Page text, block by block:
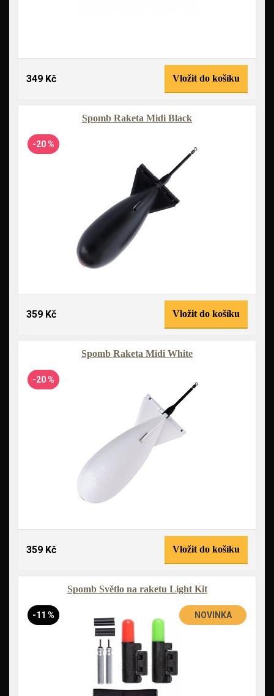
349 Kč Vložit do košíku
Spomb Raketa Midi Black
-20 %
359 Kč Vložit do košíku
Spomb Raketa Midi White
-20 %
359 Kč Vložit do košíku
Spomb Světlo na raketu Light Kit
-11 % NOVINKA